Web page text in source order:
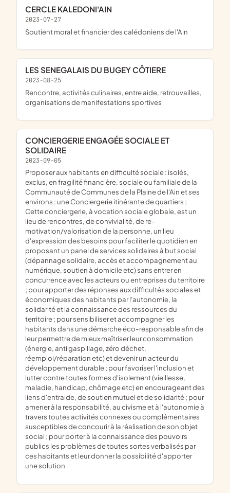
CERCLE KALEDONI'AIN
2023-07-27
soutient moral et financier des calédoniens de l'Ain
LES SENEGALAIS DU BUGEY CÔTIERE
2023-08-25
rencontre, activités culinaires, entre aide, retrouvailles,
organisations de manifestations sportives
CONCIERGERIE ENGAGÉE SOCIALE ET
SOLIDAIRE
2023-09-05
proposer aux habitants en difficulté sociale : isolés,
exclus, en fragilité financière, sociale ou familiale de la
Communauté de Communes de la Plaine de l'Ain et ses
environs : une Conciergerie itinérante de quartiers ;
Cette conciergerie, à vocation sociale globale, est un
lieu de rencontres, de convivialité, de re-
motivation/valorisation de la personne, un lieu
d'expression des besoins pour faciliter le quotidien en
proposant un panel de services solidaires à but social
(dépannage solidaire, accès et accompagnement au
numérique, soutien à domicile etc) sans entrer en
concurrence avec les acteurs ou entreprises du territoire
; pour apporter des réponses aux difficultés sociales et
économiques des habitants par l'autonomie, la
solidarité et la connaissance des ressources du
territoire ; pour sensibiliser et accompagner les
habitants dans une démarche éco-responsable afin de
leur permettre de mieux maîtriser leur consommation
(énergie, anti gaspillage, zéro déchet,
réemploi/réparation etc) et devenir un acteur du
développement durable ; pour favoriser l'inclusion et
lutter contre toutes formes d'isolement (vieillesse,
maladie, handicap, chômage etc) en encourageant des
liens d'entraide, de soutien mutuel et de solidarité ; pour
amener à la responsabilité, au civisme et à l'autonomie à
travers toutes activités connexes ou complémentaires
susceptibles de concourir à la réalisation de son objet
social ; pour porter à la connaissance des pouvoirs
publics les problèmes de toutes sortes verbalisés par
ces habitants et leur donner la possibilité d'apporter
une solution